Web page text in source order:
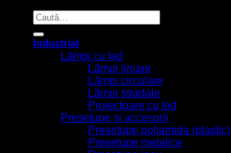
Caută
după:
Industrial
Lămpi cu led
Lămpi liniare
Lămpi circulare
Lămpi stradale
Proiectoare cu led
Presetupe și accesorii
Presetupe poliamida (plastic)
Presetupe metalice